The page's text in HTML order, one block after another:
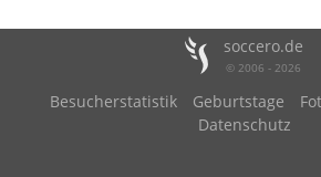
soccero.de
© 2006 - 2026
Besucherstatistik Geburtstage
Datenschutz